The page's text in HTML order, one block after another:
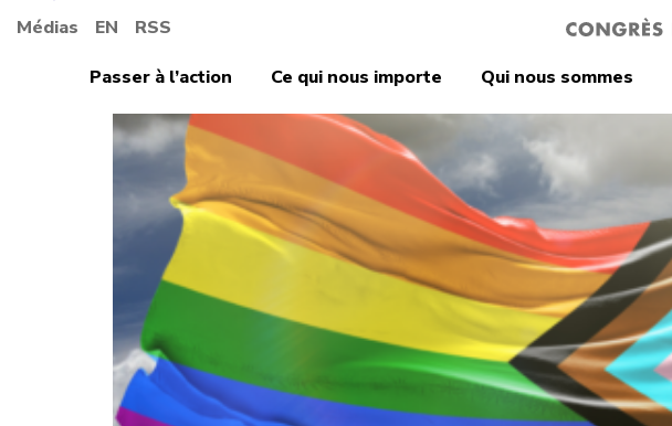
Médias EN RSS
Passer à l’action
Ce qui nous importe Qui nous sommes